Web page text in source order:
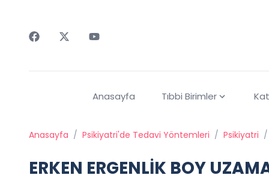
Anasayfa Tıbbi Birimler
Anasayfa / Psikiyatri'de Tedavi Yöntemleri / Psikiyatri /
ERKEN ERGENLİK BOY